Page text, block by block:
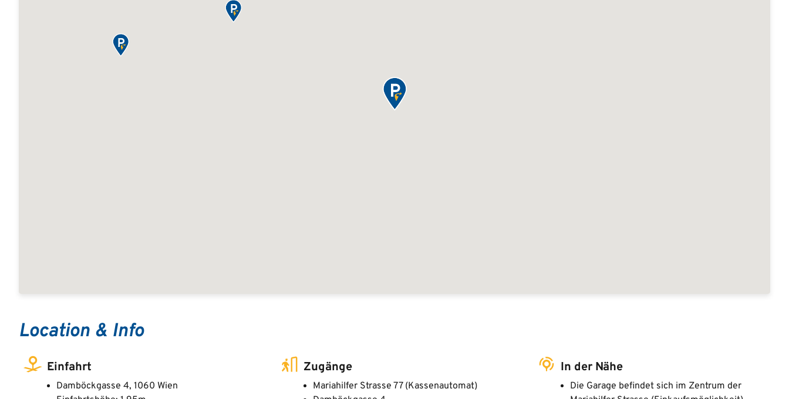
Location & Info
Einfahrt
Damböckgasse 4, 1060 Wien
Zugänge
Mariahilfer Strasse 77 (Kassenautomat)
In der Nähe
Die Garage befindet sich im Zentrum der